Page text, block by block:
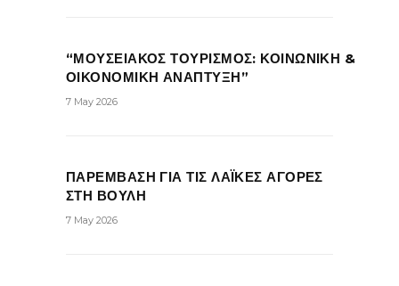
“ΜΟΥΣΕΙΑΚΟΣ ΤΟΥΡΙΣΜΟΣ: ΚΟΙΝΩΝΙΚΗ &
ΟΙΚΟΝΟΜΙΚΗ ΑΝΑΠΤΥΞΗ”
7 May 2026
ΠΑΡΕΜΒΑΣΗ ΓΙΑ ΤΙΣ ΛΑΪΚΕΣ ΑΓΟΡΕΣ
ΣΤΗ ΒΟΥΛΗ
7 May 2026